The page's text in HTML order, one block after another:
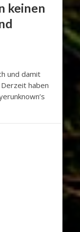
keinen
und damit
haben